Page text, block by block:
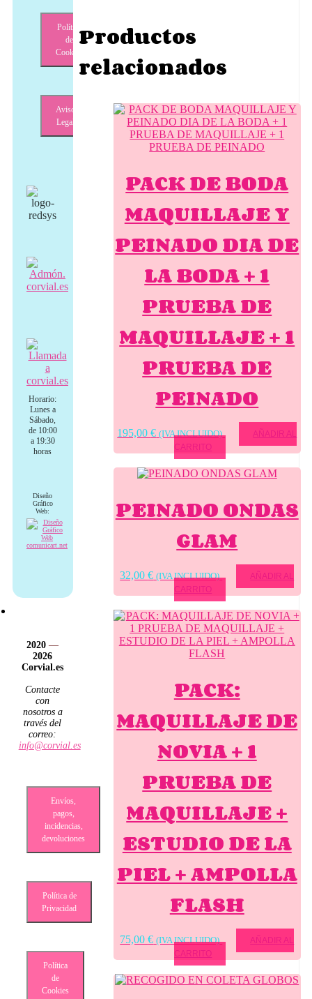
Productos
relacionados
PACK DE BODA
MAQUILLAJE Y
PEINADO DIA DE
LA BODA + 1
PRUEBA DE
MAQUILLAJE + 1
PRUEBA DE
PEINADO
195,00€ (IVA INCLUIDO)
AÑADIR AL
CARRITO
PEINADO ONDAS
GLAM
32,00€ (IVA INCLUIDO)
AÑADIR AL
CARRITO
PACK:
MAQUILLAJE DE
NOVIA + 1
PRUEBA DE
MAQUILLAJE +
ESTUDIO DE LA
PIEL + AMPOLLA
FLASH
75,00€ (IVA INCLUIDO)
AÑADIR AL
CARRITO
Política
de
Cookies
Aviso
Legal
Horario:
Lunes a
Sábado,
de 10:00
a 19:30
horas
Diseño
Gráfico
Web:
2020—
2026
Corvial.es
Contacte
con
nosotros a
través del
correo:
info@corvial.es
Envíos,
pagos,
incidencias,
devoluciones
Política de
Privacidad
Política
de
Cookies